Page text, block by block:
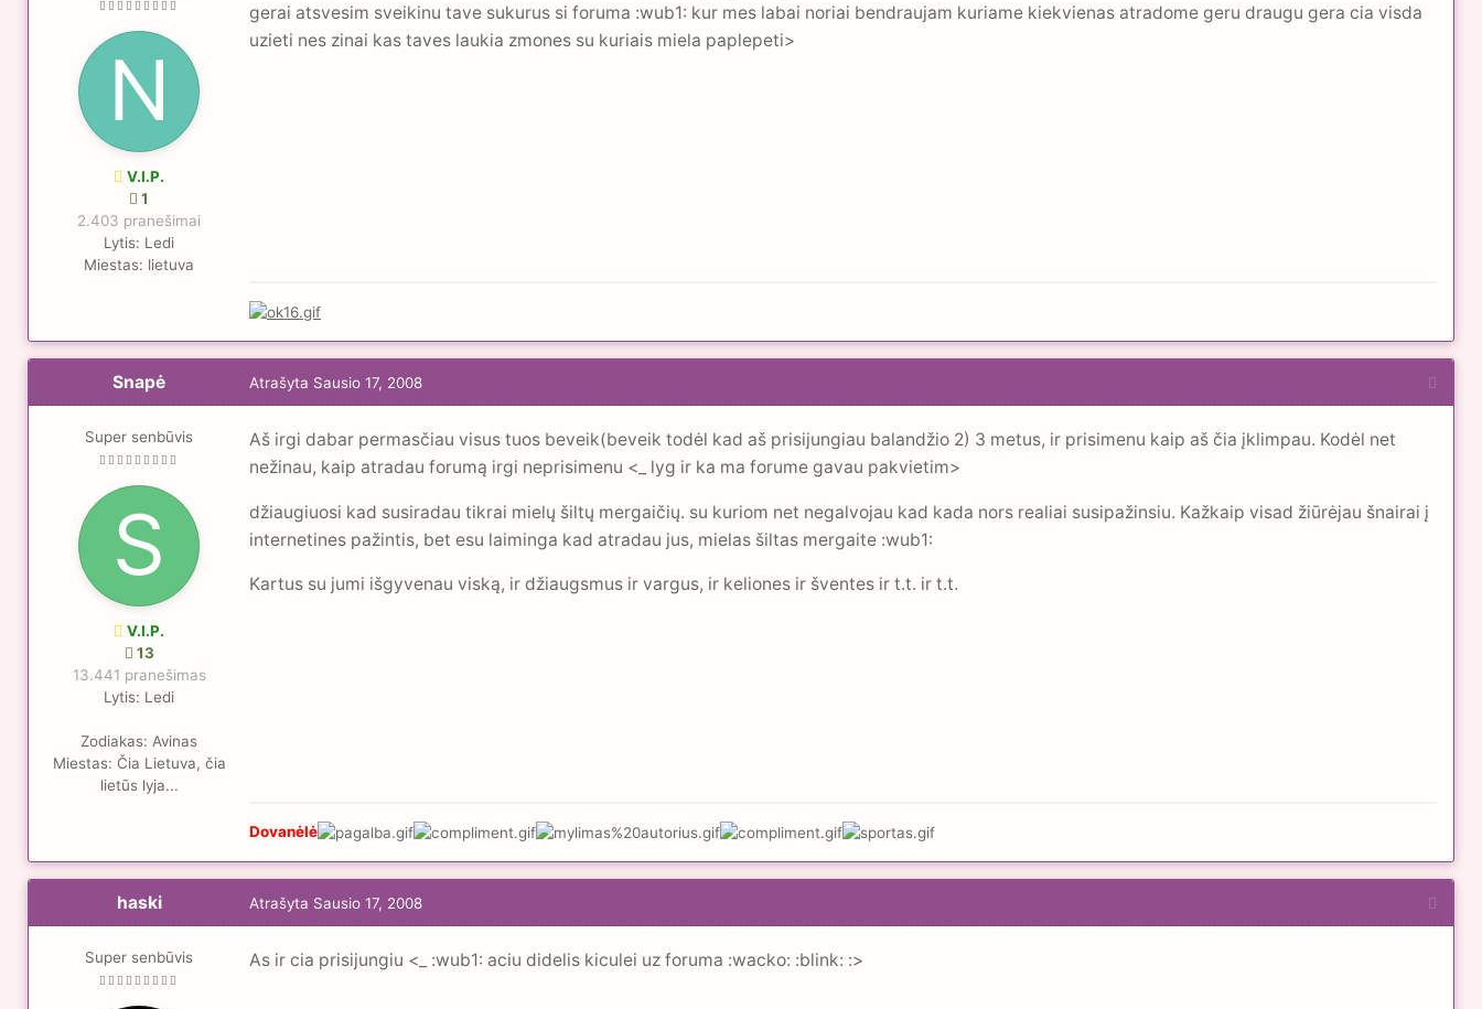
V.I.P.
1
2.403 pranešimai
Lytis: Ledi
Miestas: lietuva
gerai atsvesim sveikinu tave sukurus si foruma :wub1: kur mes labai noriai bendraujam kuriame kiekvienas atradome geru draugu gera cia visda
uzieti nes zinai kas taves laukia zmones su kuriais miela paplepeti>
Snapė
Super senbūvis
V.I.P.
13
13.441 pranešimas
Lytis: Ledi
Zodiakas: Avinas
Miestas: Čia Lietuva, čia
lietūs lyja...
Atrašyta Sausio 17, 2008
Aš irgi dabar permasčiau visus tuos beveik(beveik todėl kad aš prisijungiau balandžio 2) 3 metus, ir prisimenu kaip aš čia įklimpau. Kodėl net
nežinau, kaip atradau forumą irgi neprisimenu <_ lyg ir ka ma forume gavau pakvietim>
džiaugiuosi kad susiradau tikrai mielų šiltų mergaičių. su kuriom net negalvojau kad kada nors realiai susipažinsiu. Kažkaip visad žiūrėjau šnairai į
internetines pažintis, bet esu laiminga kad atradau jus, mielas šiltas mergaite :wub1:
Kartus su jumi išgyvenau viską, ir džiaugsmus ir vargus, ir keliones ir šventes ir t.t. ir t.t.
Dovanėlė
haski
Super senbūvis
Atrašyta Sausio 17, 2008
As ir cia prisijungiu <_ :wub1: aciu didelis kiculei uz foruma :wacko: :blink: :>